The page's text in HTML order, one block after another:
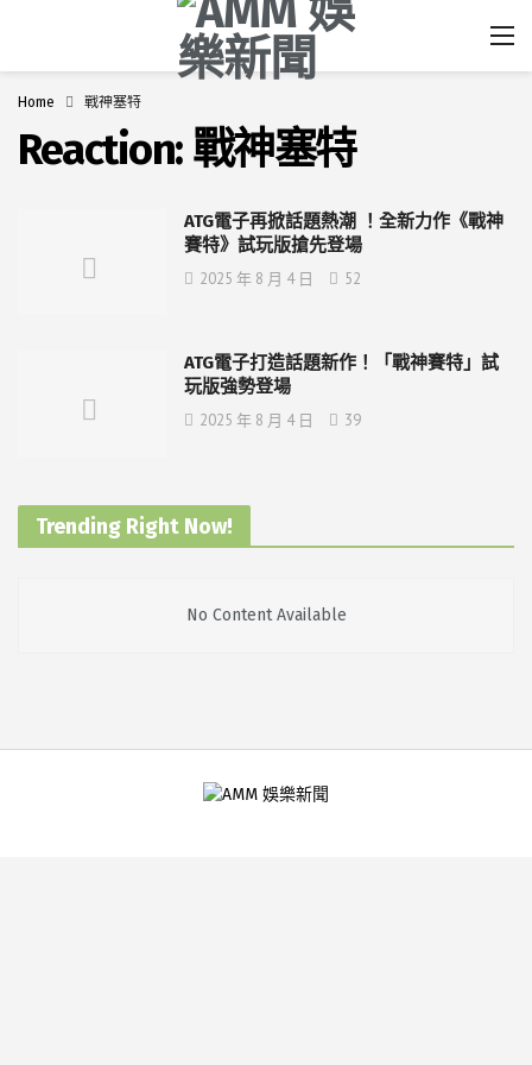
Home 戰神塞特
Reaction: 戰神塞特
ATG電子再掀話題熱潮 ！全新力作《戰神
賽特》試玩版搶先登場
2025 年 8 月 4 日 52
ATG電子打造話題新作！「戰神賽特」試
玩版強勢登場
2025 年 8 月 4 日 39
Trending Right Now!
No Content Available